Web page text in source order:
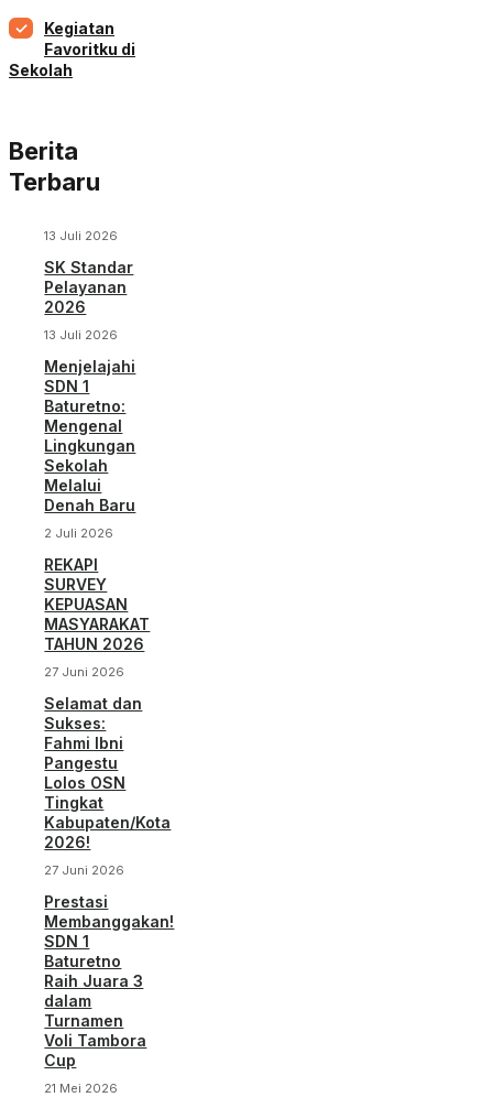
Kegiatan
Favoritku di
Sekolah
Berita
Terbaru
13 Juli 2026
SK Standar
Pelayanan
2026
13 Juli 2026
Menjelajahi
SDN 1
Baturetno:
Mengenal
Lingkungan
Sekolah
Melalui
Denah Baru
2 Juli 2026
REKAPI
SURVEY
KEPUASAN
MASYARAKAT
TAHUN 2026
27 Juni 2026
Selamat dan
Sukses:
Fahmi Ibni
Pangestu
Lolos OSN
Tingkat
Kabupaten/Kota
2026!
27 Juni 2026
Prestasi
Membanggakan!
SDN 1
Baturetno
Raih Juara 3
dalam
Turnamen
Voli Tambora
Cup
21 Mei 2026